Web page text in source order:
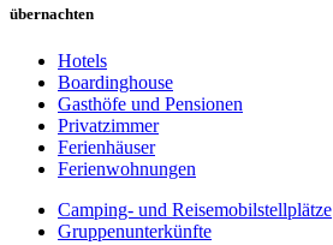
übernachten
Hotels
Boardinghouse
Gasthöfe und Pensionen
Privatzimmer
Ferienhäuser
Ferienwohnungen
Camping- und Reisemobilstellplätze
Gruppenunterkünfte